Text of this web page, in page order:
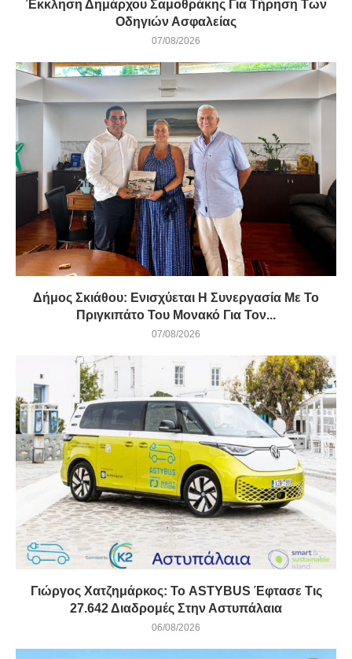
Έκκληση Δημάρχου Σαμοθράκης Για Τήρηση Των
Οδηγιών Ασφαλείας
07/08/2026
Δήμος Σκιάθου: Ενισχύεται Η Συνεργασία Με Το
Πριγκιπάτο Του Μονακό Για Τον...
07/08/2026
Γιώργος Χατζημάρκος: Το ASTYBUS Έφτασε Τις
27.642 Διαδρομές Στην Αστυπάλαια
06/08/2026